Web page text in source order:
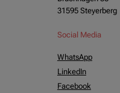
31595 Steyerberg
Social Media
WhatsApp
LinkedIn
Facebook